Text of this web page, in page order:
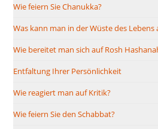
Wie feiern Sie Chanukka?
Was kann man in der Wüste des Lebens
Wie bereitet man sich auf Rosh
Entfaltung Ihrer Persönlichkeit
Wie reagiert man auf Kritik?
Wie feiern Sie den Schabbat?